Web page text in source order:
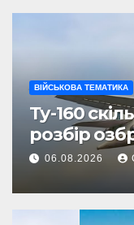
ВІЙСЬКОВА ТЕМАТИКА
Ту-160
розбір
06.08.2026